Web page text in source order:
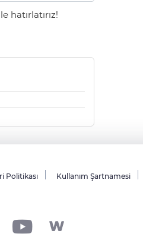
hatırlatırız!
Politikası Kullanım Şartnamesi